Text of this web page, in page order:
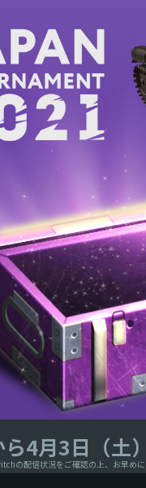
4月3日（土
の配信状況をご確認の上、お早めに